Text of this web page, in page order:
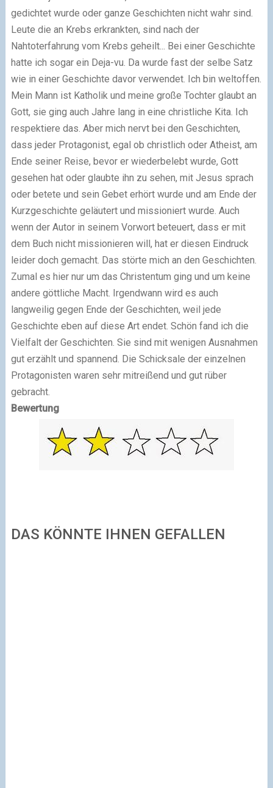
gedichtet wurde oder ganze Geschichten nicht wahr sind.
Leute die an Krebs erkrankten, sind nach der
Nahtoterfahrung vom Krebs geheilt... Bei einer Geschichte
hatte ich sogar ein Deja-vu. Da wurde fast der selbe Satz
wie in einer Geschichte davor verwendet. Ich bin weltoffen.
Mein Mann ist Katholik und meine große Tochter glaubt an
Gott, sie ging auch Jahre lang in eine christliche Kita. Ich
respektiere das. Aber mich nervt bei den Geschichten,
dass jeder Protagonist, egal ob christlich oder Atheist, am
Ende seiner Reise, bevor er wiederbelebt wurde, Gott
gesehen hat oder glaubte ihn zu sehen, mit Jesus sprach
oder betete und sein Gebet erhört wurde und am Ende der
Kurzgeschichte geläutert und missioniert wurde. Auch
wenn der Autor in seinem Vorwort beteuert, dass er mit
dem Buch nicht missionieren will, hat er diesen Eindruck
leider doch gemacht. Das störte mich an den Geschichten.
Zumal es hier nur um das Christentum ging und um keine
andere göttliche Macht. Irgendwann wird es auch
langweilig gegen Ende der Geschichten, weil jede
Geschichte eben auf diese Art endet. Schön fand ich die
Vielfalt der Geschichten. Sie sind mit wenigen Ausnahmen
gut erzählt und spannend. Die Schicksale der einzelnen
Protagonisten waren sehr mitreißend und gut rüber
gebracht.
Bewertung
DAS KÖNNTE IHNEN GEFALLEN